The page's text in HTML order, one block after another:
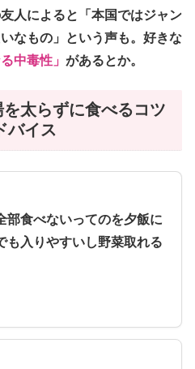
人によると「本国ではジャン
なもの」という声も。好きな
中毒性」 があるとか。
太らずに食べるコツ
バイス
部食べないってのを夕飯に
も入りやすいし野菜取れる